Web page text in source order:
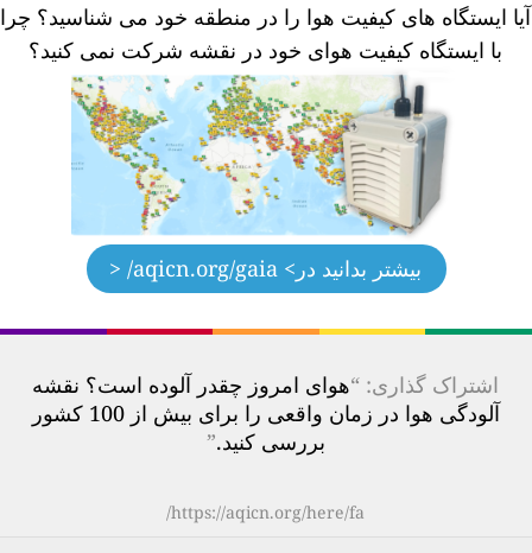
ایستگاه های کیفیت هوا را در منطقه خود می شناسید؟ چرا
با ایستگاه کیفیت هوای خود در نقشه شرکت نمی کنید؟
بیشتر بدانید در> aqicn.org/gaia/ <
اشتراک گذاری: “هوای امروز چقدر آلوده است؟ نقشه
آلودگی هوا در زمان واقعی را برای بیش از 100 کشور
بررسی کنید.”
https://aqicn.org/here/fa/